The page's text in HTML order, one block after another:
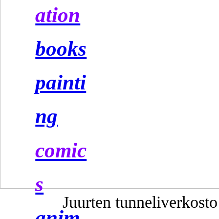
ation
books
painti
ng
comic
s
Juurten